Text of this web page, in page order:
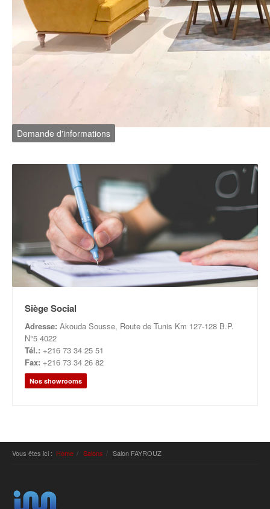
Demande d'informations
Siège Social
Adresse: Akouda Sousse, Route de Tunis Km 127-128 B.P.
N°5 4022
Tél.: +216 73 34 25 51
Fax: +216 73 34 26 82
Nos showrooms
Vous êtes ici : Home Salons Salon FAYROUZ